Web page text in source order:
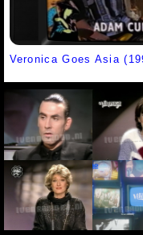
Veronica Goes Asia